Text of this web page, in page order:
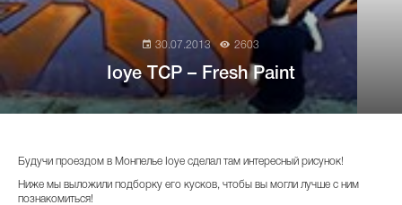
30.07.2013 2603
Ioye TCP – Fresh Paint
Будучи проездом в Монпелье Ioye сделал там интересный рисунок!
Ниже мы выложили подборку его кусков, чтобы вы могли лучше с ним
познакомиться!